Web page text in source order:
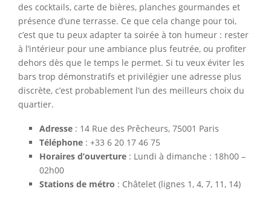
des cocktails, carte de bières, planches gourmandes et
présence d’une terrasse. Ce que cela change pour toi,
c’est que tu peux adapter ta soirée à ton humeur : rester
à l’intérieur pour une ambiance plus feutrée, ou profiter
dehors dès que le temps le permet. Si tu veux éviter les
bars trop démonstratifs et privilégier une adresse plus
discrète, c’est probablement l’un des meilleurs choix du
quartier.
Adresse : 14 Rue des Prêcheurs, 75001 Paris
Téléphone : +33 6 20 17 46 75
Horaires d’ouverture : Lundi à dimanche : 18h00 –
02h00
Stations de métro : Châtelet (lignes 1, 4, 7, 11, 14)